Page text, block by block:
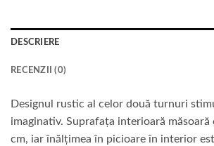
DESCRIERE
RECENZII (0)
Designul rustic al celor două turnuri
imaginativ. Suprafața interioară măsoară
cm, iar înălțimea în picioare în interior